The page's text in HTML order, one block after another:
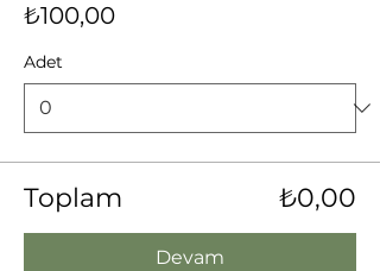
₺100,00
Adet
Toplam ₺0,00
Devam